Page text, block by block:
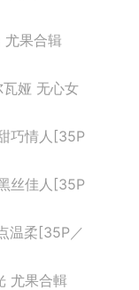
尤果合辑
娅 无心女
巧情人[35P
丝佳人[35P
温柔[35P／
尤果合輯